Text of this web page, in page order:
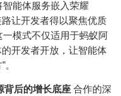
能体服务嵌入荣耀
让开发者得以聚焦优质
模式不仅适用于蚂蚁阿
开发者开放，让智能体
背后的增长底座 合作的深